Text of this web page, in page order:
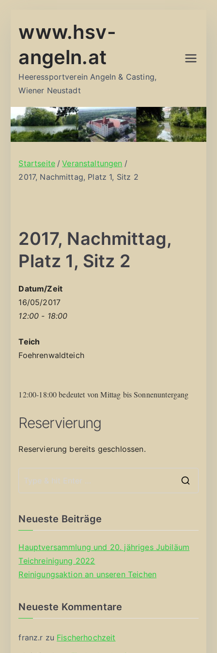
Inhalt
www.hsv-
angeln.at
Heeressportverein Angeln & Casting,
Wiener Neustadt
Startseite
Veranstaltungen
2017, Nachmittag, Platz 1, Sitz 2
2017, Nachmittag,
Platz 1, Sitz 2
Datum/Zeit
16/05/2017
12:00 - 18:00
Teich
Foehrenwaldteich
12:00-18:00 bedeutet von Mittag bis Sonnenuntergang
Reservierung
Reservierung bereits geschlossen.
Neueste Beiträge
Hauptversammlung und 20. jähriges Jubiläum
Teichreinigung 2022
Reinigungsaktion an unseren Teichen
Neueste Kommentare
franz.r zu Fischerhochzeit